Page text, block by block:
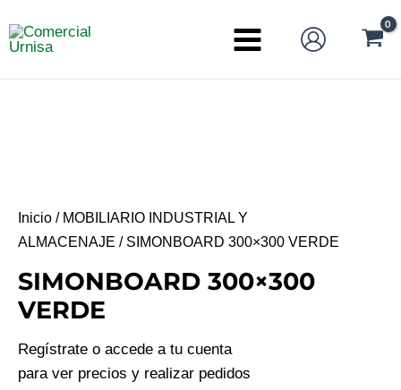
al
Main
Inicio / MOBILIARIO INDUSTRIAL Y
ALMACENAJE / SIMONBOARD 300×300 VERDE
SIMONBOARD 300×300
VERDE
Regístrate o accede a tu cuenta
para ver precios y realizar pedidos